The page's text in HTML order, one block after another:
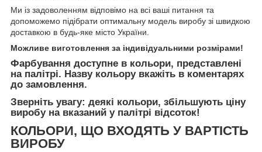
Ми із задоволенням відповімо на всі ваші питання та
допоможемо підібрати оптимальну модель виробу зі швидкою
доставкою в будь-яке місто України.
Можливе виготовлення за індивідуальними розмірами!
Фарбування доступне в кольори, представлені
на палітрі. Назву кольору вкажіть в коментарях
до замовлення.
Зверніть увагу: деякі кольори, збільшують ціну
виробу на вказаний у палітрі відсоток!
КОЛЬОРИ, ЩО ВХОДЯТЬ У ВАРТІСТЬ
ВИРОБУ